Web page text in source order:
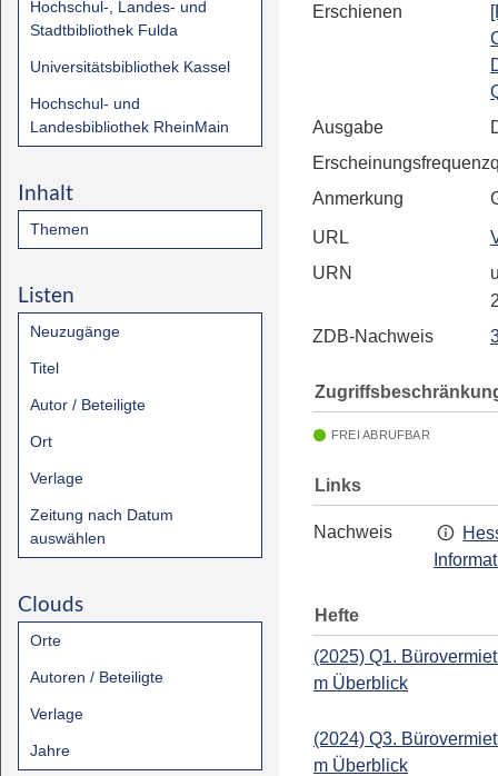
Hochschul-, Landes- und
Stadtbibliothek Fulda
Universitätsbibliothek Kassel
Hochschul- und
Landesbibliothek RheinMain
Inhalt
Themen
Listen
Neuzugänge
Titel
Autor / Beteiligte
Ort
Verlage
Zeitung nach Datum
auswählen
Clouds
Orte
Autoren / Beteiligte
Verlage
Jahre
Erschienen
Ausgabe
Erscheinungsfrequenz
Anmerkung
URL
URN
ZDB-Nachweis
FREI ABRUFBAR
Links
Nachweis
Hefte
(2025) Q1.
m Überblick
(2024) Q3.
m Überblick